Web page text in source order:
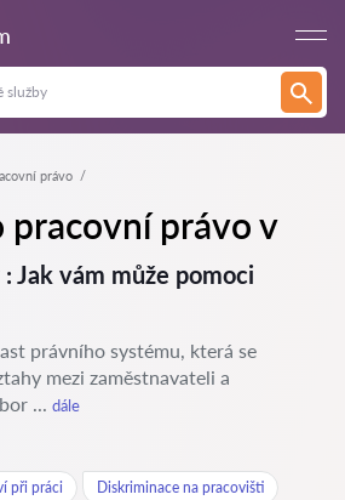
právo
pracovní právo v
Jak vám může pomoci
právního systému, která se
mezi zaměstnavateli a
... dále
při práci Diskriminace na pracovišti